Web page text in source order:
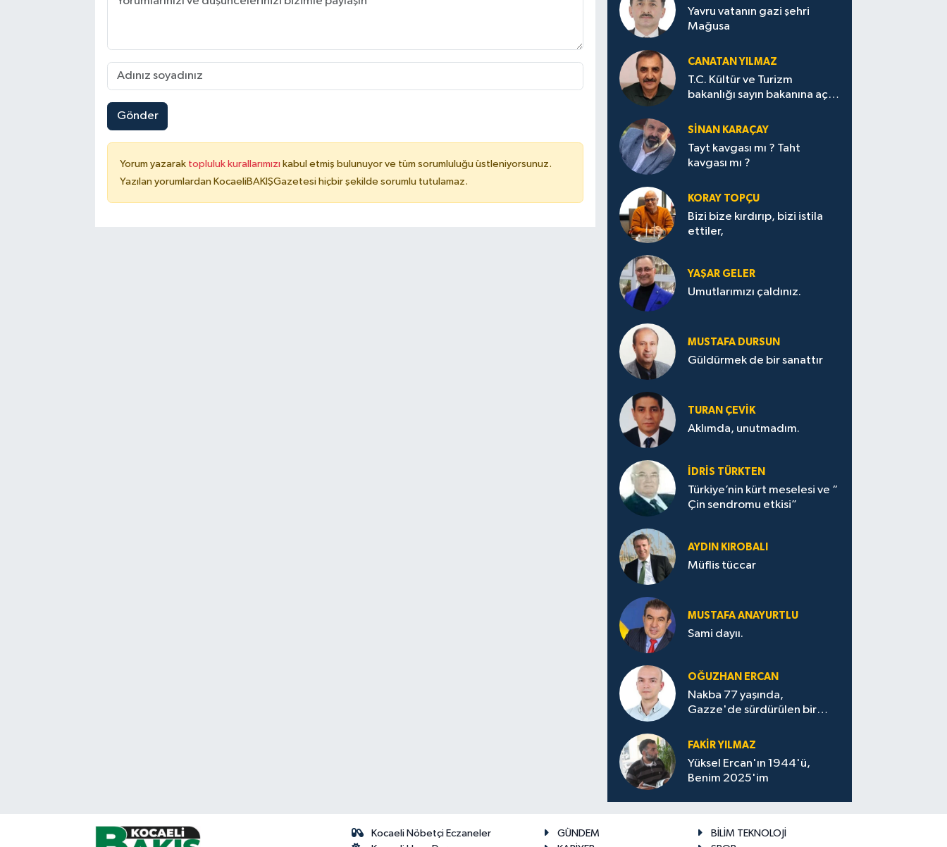
Gönder
Yorum yazarak topluluk kurallarımızı kabul etmiş bulunuyor ve tüm sorumluluğu üstleniyorsunuz.
Yazılan yorumlardan KocaeliBAKIŞGazetesi hiçbir şekilde sorumlu tutulamaz.
Yavru vatanın gazi şehri
Mağusa
CANATAN YILMAZ
T.C. Kültür ve Turizm
bakanlığı sayın bakanına açık
SİNAN KARAÇAY
Tayt kavgası mı ? Taht
kavgası mı ?
KORAY TOPÇU
Bizi bize kırdırıp, bizi istila
ettiler,
YAŞAR GELER
Umutlarımızı çaldınız.
MUSTAFA DURSUN
Güldürmek de bir sanattır
TURAN ÇEVİK
Aklımda, unutmadım.
İDRİS TÜRKTEN
Türkiye’nin kürt meselesi ve “
Çin sendromu etkisi”
AYDIN KIROBALI
Müflis tüccar
MUSTAFA ANAYURTLU
Sami dayıı.
OĞUZHAN ERCAN
Nakba 77 yaşında,
Gazze'de sürdürülen bir
FAKİR YILMAZ
Yüksel Ercan'ın 1944'ü,
Benim 2025'im
Kocaeli Nöbetçi Eczaneler
GÜNDEM
BİLİM TEKNOLOJİ